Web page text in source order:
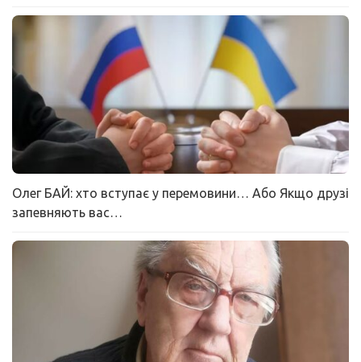
Олег БАЙ: хто вступає у перемовини… Або Якщо друзі
запевняють вас…